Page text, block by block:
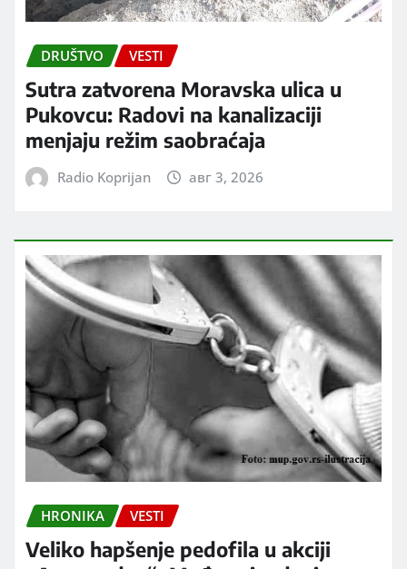
DRUŠTVO VESTI
Sutra zatvorena Moravska ulica u
Pukovcu: Radovi na kanalizaciji
menjaju režim saobraćaja
Radio Koprijan авг 3, 2026
HRONIKA VESTI
Veliko hapšenje pedofila u akciji